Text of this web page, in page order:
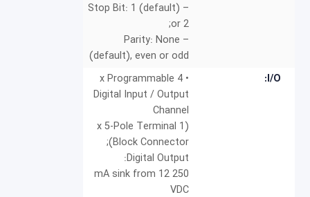
– Stop Bit: 1 (default)
or 2;
– Parity: None
(default), even or odd
I/O:
• 4 x Programmable
Digital Input / Output
Channel
(1 x 5-Pole Terminal
Block Connector);
Digital Output:
250 mA sink from 12
VDC